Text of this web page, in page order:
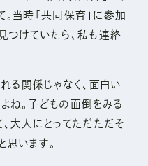
当時「共同保育」に参加
つけていたら、私も連絡
る関係じゃなく、面白い
ね。子どもの面倒をみる
大人にとってただただそ
います。